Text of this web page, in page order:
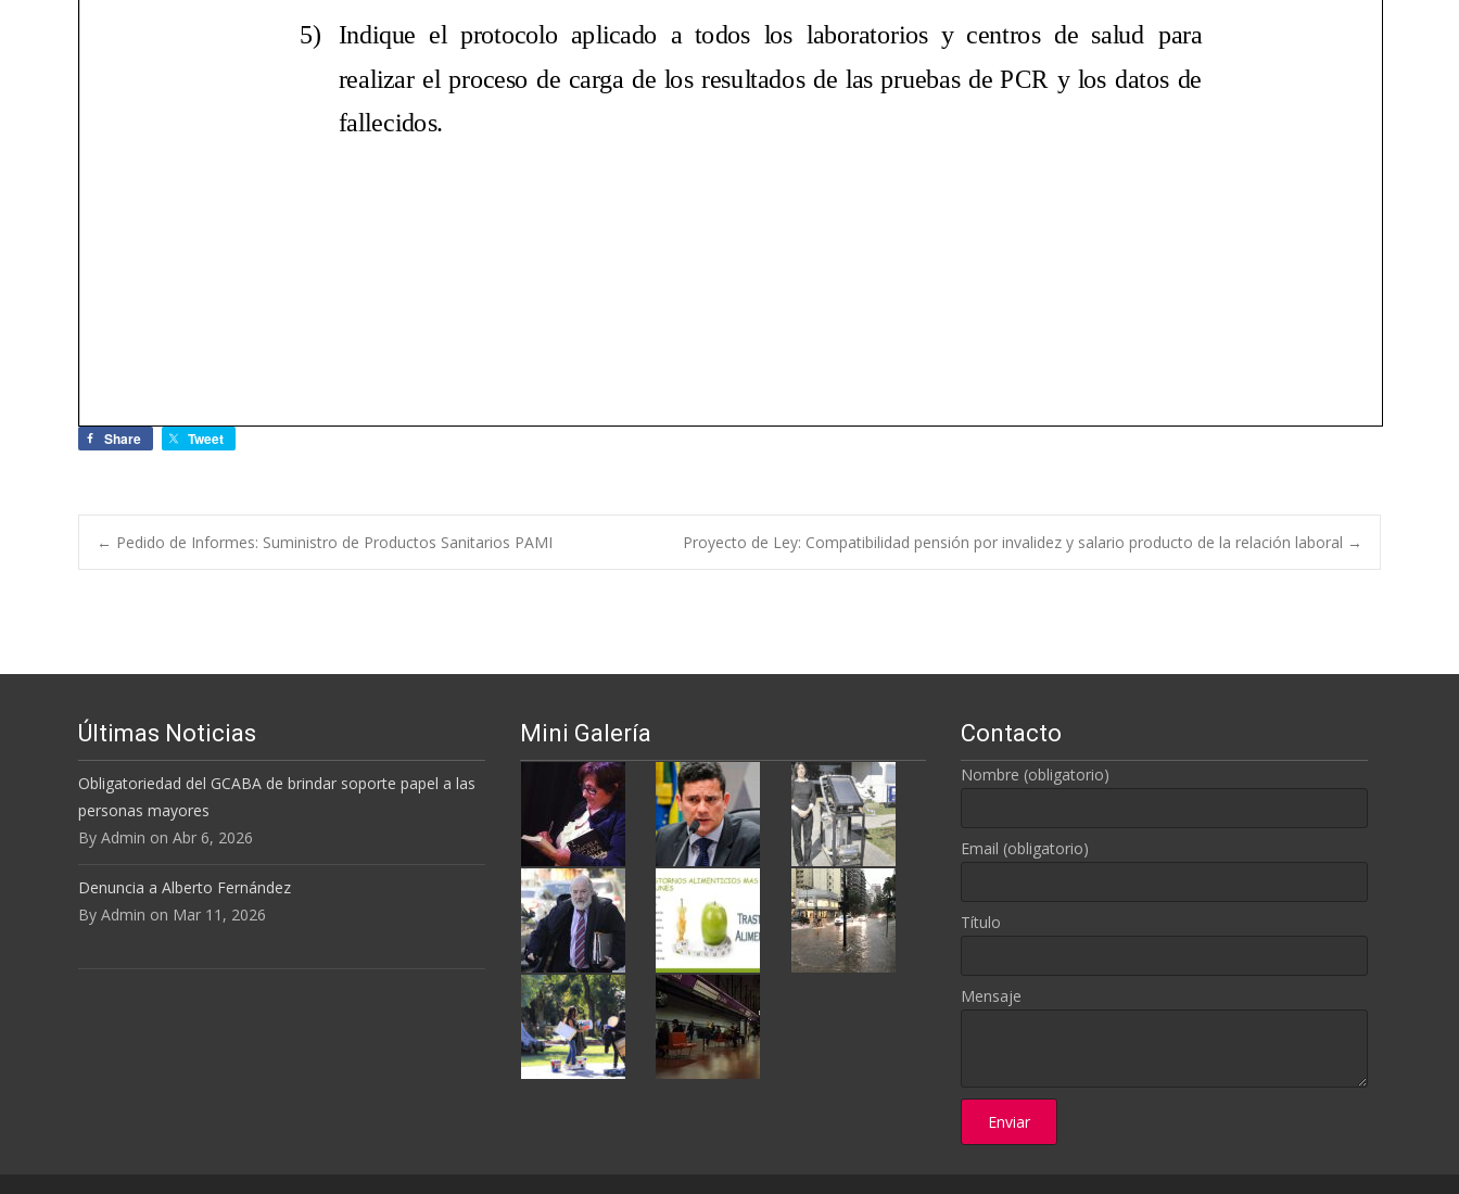
Share Tweet
← Pedido de Informes: Suministro de Productos Sanitarios PAMI Proyecto de Ley: Compatibilidad pensión por invalidez y salario producto de la relación laboral →
Últimas Noticias
Obligatoriedad del GCABA de brindar soporte papel a las
personas mayores
By Admin on Abr 6, 2026
Denuncia a Alberto Fernández
By Admin on Mar 11, 2026
Mini Galería Contacto
Nombre (obligatorio)
Email (obligatorio)
Título
Mensaje